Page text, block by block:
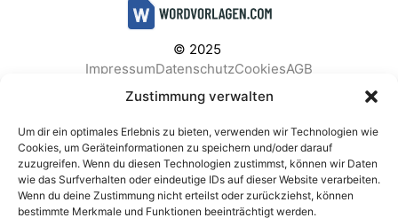
Zustimmung verwalten
Um dir ein optimales Erlebnis zu bieten, verwenden wir Technologien wie
Cookies, um Geräteinformationen zu speichern und/oder darauf
zuzugreifen. Wenn du diesen Technologien zustimmst, können wir Daten
wie das Surfverhalten oder eindeutige IDs auf dieser Website verarbeiten.
Wenn du deine Zustimmung nicht erteilst oder zurückziehst, können
bestimmte Merkmale und Funktionen beeinträchtigt werden.
© 2025
ImpressumDatenschutzCookiesAGB
Facebook
Instagram
BELIEBTE KATEGORIEN
Berichte & Analysen Business Einkauf & Beschaffung